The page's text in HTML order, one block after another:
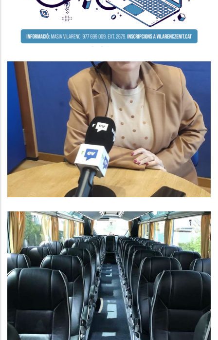
ENTREVISTA A AGNÉS FERRER.
CONSELLERA DE SUPORT A LA
GESTIÓ MUNICIPAL AL CONSELL
COMARCAL
Altres
CONVOCATÒRIA AJUTS
INDIVIDUALS DE DESPLAÇAMENT
PER AL CURS 2024-25
Educació